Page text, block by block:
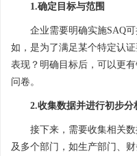
1.确定目标与范围
企业需要明确实施SAQ
如，是为了满足某个特定认
表现？明确目标后，可以更
问卷。
2.收集数据并进行初步分
接下来，需要收集相关
及多个部门，如生产部门、